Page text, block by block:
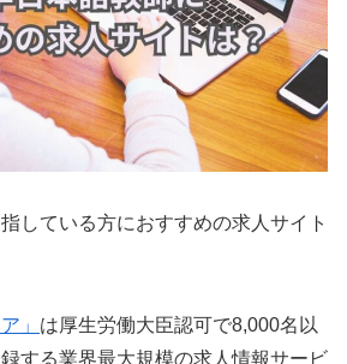
している方におすすめの求人サイト
」 は厚生労働大臣認可で8,000名以
録する業界最大規模の求人情報サービ